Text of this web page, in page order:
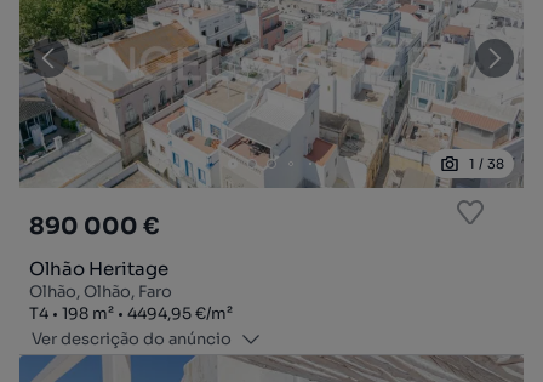
1 / 38
890 000 €
Olhão Heritage
Olhão, Olhão, Faro
Tipologia
T4
Zona198 m²
Preço por metro quadrado
4494,95 €/m²
Ver descrição do anúncio